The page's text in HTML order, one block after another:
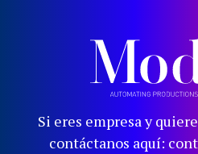
Si eres empresa y
contáctanos aquí: